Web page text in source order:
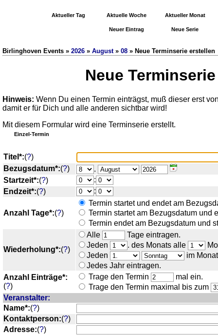
Aktueller Tag Aktuelle Woche Aktueller Monat
Neuer Eintrag Neue Serie
Birlinghoven Events » 2026 » August» 08 » Neue Terminserie erstellen
Neue
Hinweis: Wenn Du einen Termin einträgst, muß dieser erst
damit er für Dich und alle anderen sichtbar wird!
Mit diesem Formular wird eine Terminserie erstellt.
Einzel-Termin
Titel*:(?)
Bezugsdatum*:(?)
.
Startzeit*:(?)
:
Endzeit*:(?) :
Anzahl Tage*:(?)
Termin startet und endet am
Termin startet am Bezugsdatum und
Termin endet am Bezugsdatum und
Wiederholung*:(?)
Alle
Tage eintragen.
Jeden
. des Monats alle
Jeden
im
Jedes Jahr eintragen.
Anzahl Einträge*:
(?)
Trage den Termin
mal ein.
Trage den Termin maximal bis zum
Veranstalter:
Name*:(?)
Kontaktperson:(?)
Adresse:(?)